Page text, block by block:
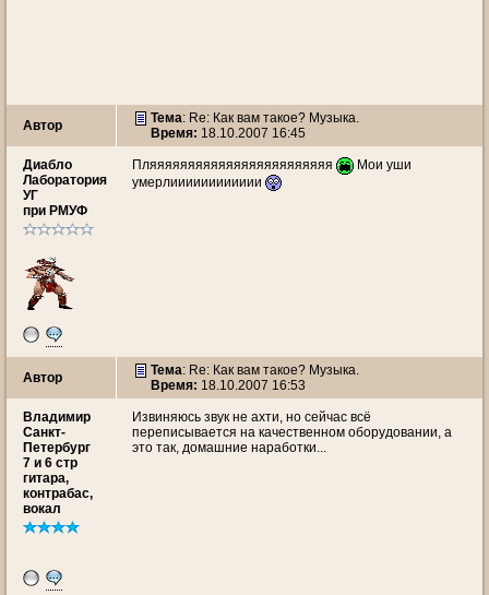
Автор Тема: Re: Как вам такое? Музыка.
Время: 18.10.2007 16:45
Диабло
Лаборатория
УГ
при РМУФ
Пляяяяяяяяяяяяяяяяяяяяяяяя
Мои уши
умерлииииииииииии
Автор Тема: Re: Как вам такое? Музыка.
Время: 18.10.2007 16:53
Владимир
Санкт-
Петербург
7 и 6 стр
гитара,
контрабас,
вокал
Извиняюсь звук не ахти, но сейчас всё
переписывается на качественном оборудовании, а
это так, домашние наработки...